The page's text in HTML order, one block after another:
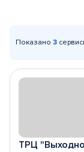
Показано 3
ТРЦ